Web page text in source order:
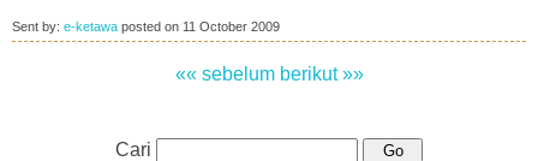
Sent by: e-ketawa posted on 11 October 2009
«« sebelum berikut »»
Cari